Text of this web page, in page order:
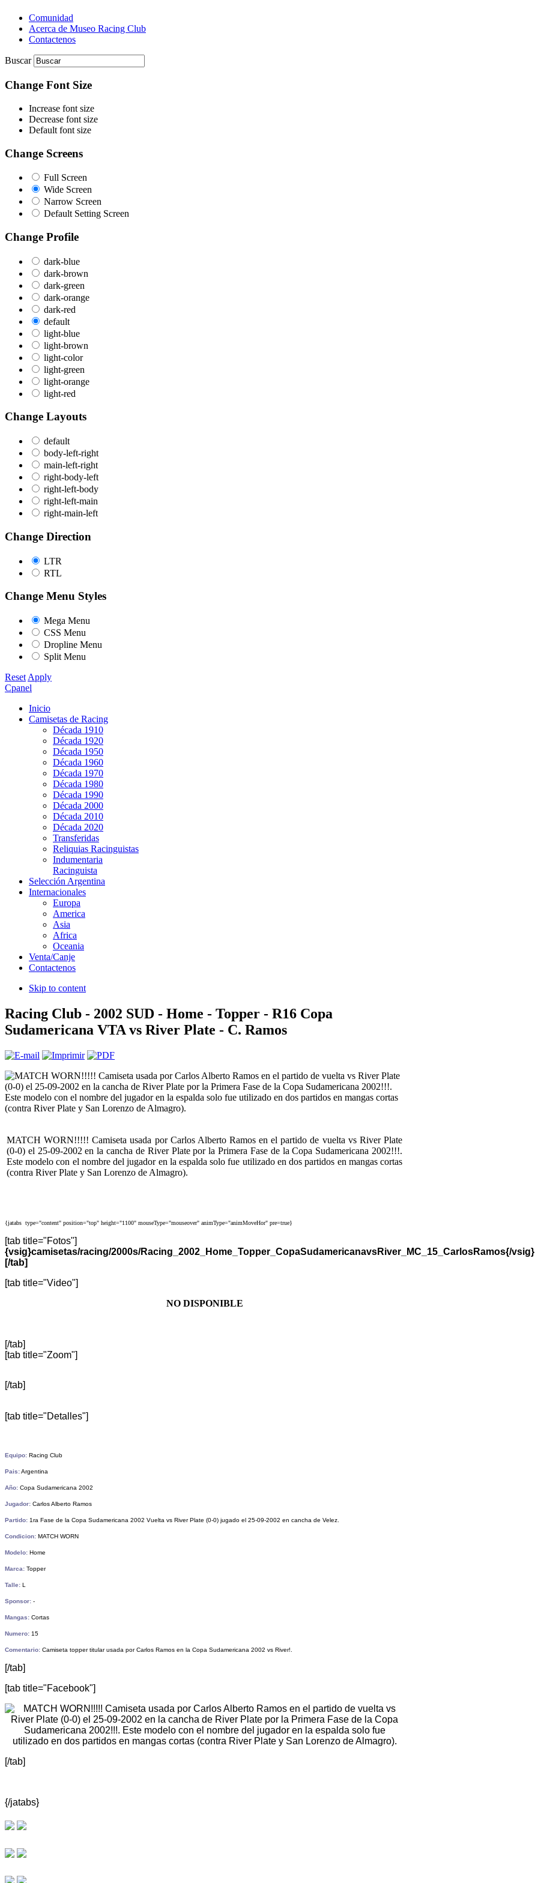
Comunidad
Acerca de Museo Racing Club
Contactenos
Buscar
Change Font Size
Increase font size
Decrease font size
Default font size
Change Screens
Full Screen
Wide Screen
Narrow Screen
Default Setting Screen
Change Profile
dark-blue
dark-brown
dark-green
dark-orange
dark-red
default
light-blue
light-brown
light-color
light-green
light-orange
light-red
Change Layouts
default
body-left-right
main-left-right
right-body-left
right-left-body
right-left-main
right-main-left
Change Direction
LTR
RTL
Change Menu Styles
Mega Menu
CSS Menu
Dropline Menu
Split Menu
Reset Apply
Cpanel
Inicio
Camisetas de Racing
Década 1910
Década 1920
Década 1950
Década 1960
Década 1970
Década 1980
Década 1990
Década 2000
Década 2010
Década 2020
Transferidas
Reliquias Racinguistas
Indumentaria
Racinguista
Selección Argentina
Internacionales
Europa
America
Asia
Africa
Oceania
Venta/Canje
Contactenos
Skip to content
Racing Club - 2002 SUD - Home - Topper - R16 Copa
Sudamericana VTA vs River Plate - C. Ramos
MATCH WORN!!!!! Camiseta usada por Carlos Alberto Ramos en el partido de vuelta vs River Plate
(0-0) el 25-09-2002 en la cancha de River Plate por la Primera Fase de la Copa Sudamericana 2002!!!.
Este modelo con el nombre del jugador en la espalda solo fue utilizado en dos partidos en mangas cortas
(contra River Plate y San Lorenzo de Almagro).
{jatabs type="content" position="top" height="1100" mouseType="mouseover" animType="animMoveHor" pre=true}
[tab title="Fotos"]
{vsig}camisetas/racing/2000s/Racing_2002_Home_Topper_CopaSudamericanavsRiver_MC_15_CarlosRamos{/vsig}
[/tab]
[tab title="Video"]
NO DISPONIBLE
[/tab]
[tab title="Zoom"]
[/tab]
[tab title="Detalles"]
Equipo: Racing Club
Pais:Argentina
Año: Copa Sudamericana 2002
Jugador: Carlos Alberto Ramos
Partido: 1ra Fase de la Copa Sudamericana 2002 Vuelta vs River Plate (0-0) jugado el 25-09-2002 en cancha de Velez.
Condicion: MATCH WORN
Modelo: Home
Marca: Topper
Talle: L
Sponsor: -
Mangas: Cortas
Numero: 15
Comentario: Camiseta topper titular usada por Carlos Ramos en la Copa Sudamericana 2002 vs River!.
[/tab]
[tab title="Facebook"]
[/tab]
{/jatabs}